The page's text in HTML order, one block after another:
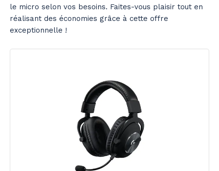
le micro selon vos besoins. Faites-vous plaisir tout en
réalisant des économies grâce à cette offre
exceptionnelle !